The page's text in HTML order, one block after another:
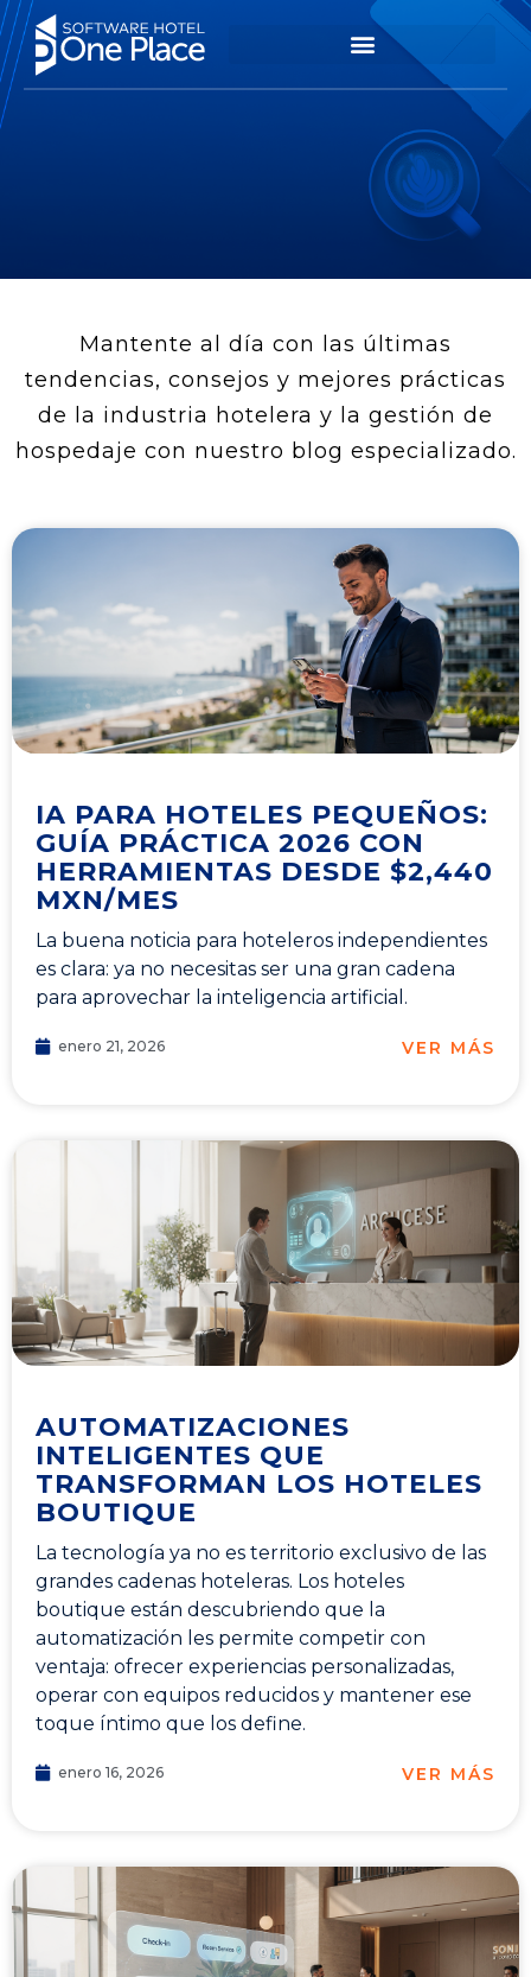
Mantente al día con las últimas
tendencias, consejos y mejores prácticas
de la industria hotelera y la gestión de
hospedaje con nuestro blog especializado.
IA PARA HOTELES PEQUEÑOS:
GUÍA PRÁCTICA 2026 CON
HERRAMIENTAS DESDE $2,440
MXN/MES
La buena noticia para hoteleros independientes
es clara: ya no necesitas ser una gran cadena
para aprovechar la inteligencia artificial.
enero 21, 2026 VER MÁS
AUTOMATIZACIONES
INTELIGENTES QUE
TRANSFORMAN LOS HOTELES
BOUTIQUE
La tecnología ya no es territorio exclusivo de las
grandes cadenas hoteleras. Los hoteles
boutique están descubriendo que la
automatización les permite competir con
ventaja: ofrecer experiencias personalizadas,
operar con equipos reducidos y mantener ese
toque íntimo que los define.
enero 16, 2026 VER MÁS